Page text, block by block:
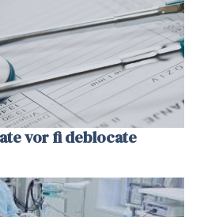
vor fi deblocate